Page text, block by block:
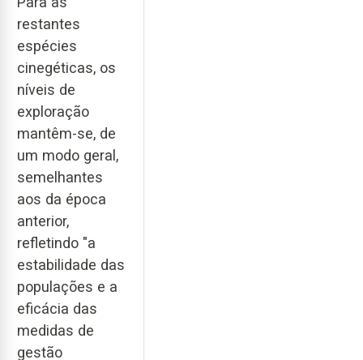
restantes
espécies
cinegéticas, os
níveis de
exploração
mantêm-se, de
um modo geral,
semelhantes
aos da época
anterior,
refletindo "a
estabilidade das
populações e a
eficácia das
medidas de
gestão